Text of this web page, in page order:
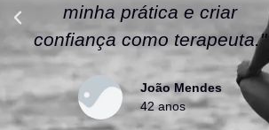
minha prática e criar
confiança como terapeuta."
João Mendes
42 anos